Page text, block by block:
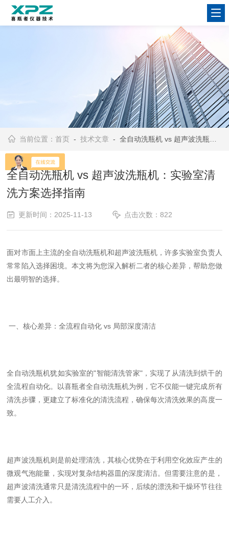
当前位置：首页 -技术文章 - 全自动洗瓶机 vs 超声波洗瓶机：实验室清洗方案选择指南
全自动洗瓶机 vs 超声波洗瓶机：实验室清
洗方案选择指南
更新时间：2025-11-13 点击次数：822
面对市面上主流的全自动洗瓶机和超声波洗瓶机，许多实验室负责人
常常陷入选择困境。本文将为您深入解析二者的核心差异，帮助您做
出最明智的选择。
一、核心差异：全流程自动化 vs 局部深度清洁
全自动洗瓶机犹如实验室的"智能清洗管家"，实现了从清洗到烘干的
全流程自动化。以喜瓶者全自动洗瓶机为例，它不仅能一键完成所有
清洗步骤，更建立了标准化的清洗流程，确保每次清洗效果的高度一
致。
超声波洗瓶机则是前处理清洗，其核心优势在于利用空化效应产生的
微观气泡能量，实现对复杂结构器皿的深度清洁。但需要注意的是，
超声波清洗通常只是清洗流程中的一环，后续的漂洗和干燥环节往往
需要人工介入。